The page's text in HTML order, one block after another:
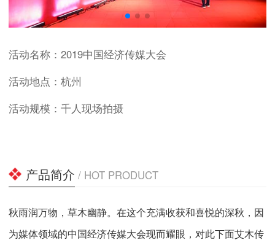
活动名称：2019中国经济传媒大会
活动地点：杭州
活动规模：千人现场拍摄
产品简介 / HOT PRODUCT
秋雨润万物，草木幽静。在这个充满收获和喜悦的深秋，因
为媒体领域的中国经济传媒大会现而耀眼，对此下面艾木传